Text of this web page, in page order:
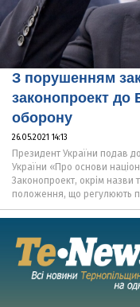
З порушенням
законопроект до
оборону
26.05.2021 14:13
Президент України подав
України «Про основи
Законопроект, окрім назви
положення, що регулюють